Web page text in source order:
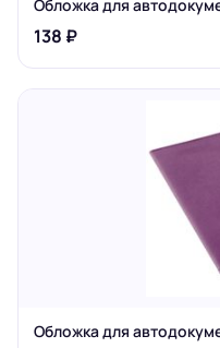
Обложка для
138 ₽
Обложка для